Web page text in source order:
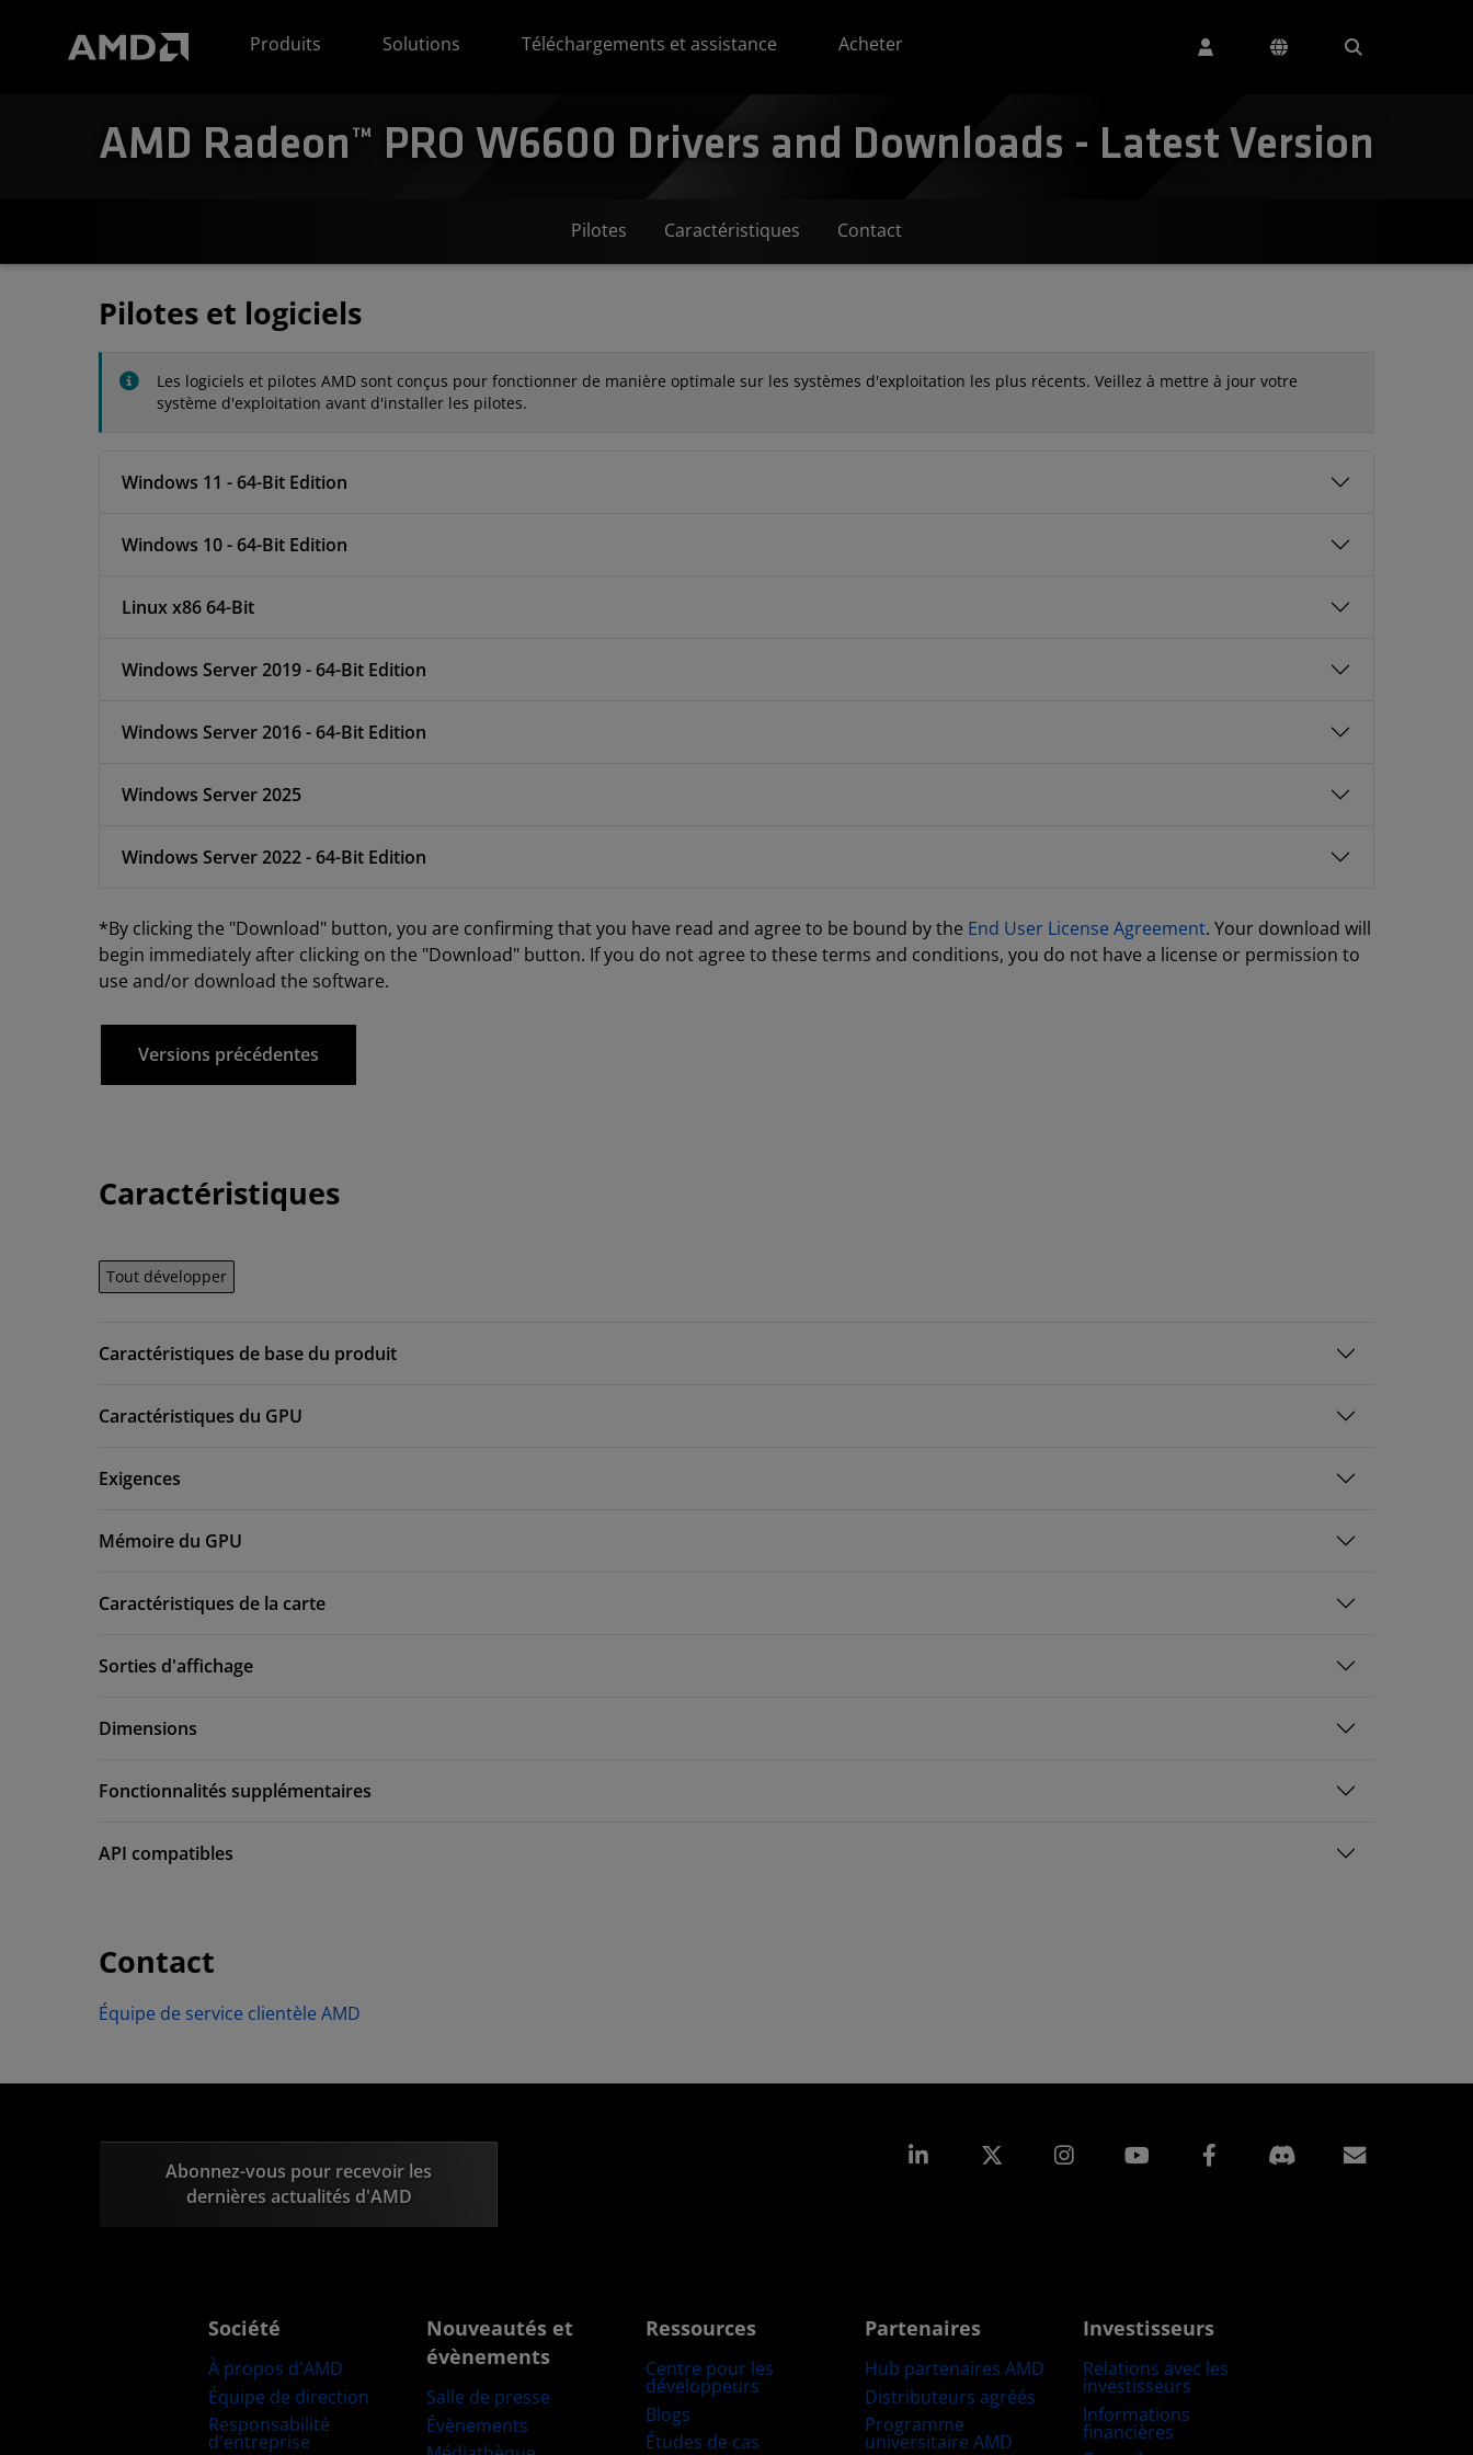
Produits
Solutions Téléchargements et assistance Acheter
AMD Radeon™ PRO W6600 Drivers and Downloads - Latest Version
Pilotes Caractéristiques Contact
Pilotes et logiciels
Les logiciels et pilotes AMD sont conçus pour fonctionner de manière optimale sur les systèmes d'exploitation les plus récents. Veillez à mettre à jour votre
système d'exploitation avant d'installer les pilotes.
Windows 11 - 64-Bit Edition
Windows 10 - 64-Bit Edition
Linux x86 64-Bit
Windows Server 2019 - 64-Bit Edition
Windows Server 2016 - 64-Bit Edition
Windows Server 2025
Windows Server 2022 - 64-Bit Edition
*By clicking the "Download" button, you are confirming that you have read and agree to be bound by the End User License Agreement. Your download will
begin immediately after clicking on the "Download" button. If you do not agree to these terms and conditions, you do not have a license or permission to
use and/or download the software.
Versions précédentes
Caractéristiques
Tout développer
Caractéristiques de base du produit
Caractéristiques du GPU
Exigences
Mémoire du GPU
Caractéristiques de la carte
Sorties d'affichage
Dimensions
Fonctionnalités supplémentaires
API compatibles
Contact
Équipe de service clientèle AMD
Abonnez-vous pour recevoir les
dernières actualités d'AMD
LinkedIn Instagram Facebook
Société
À propos d'AMD
Équipe de direction
Responsabilité
d'entreprise
Nouveautés et
évènements
Salle de presse
Évènements
Ressources
Centre pour les
développeurs
Blogs
Études de cas
Partenaires
Hub partenaires AMD
Distributeurs agréés
Programme
universitaire AMD
Investisseurs
Relations avec les
investisseurs
Informations
financières